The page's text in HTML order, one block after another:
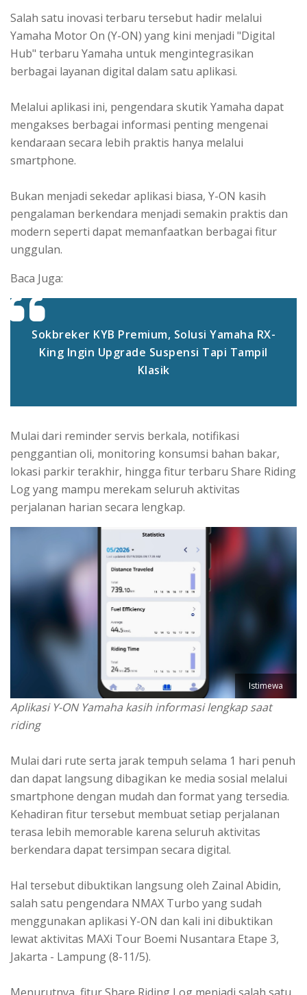
Salah satu inovasi terbaru tersebut hadir melalui
Yamaha Motor On (Y-ON) yang kini menjadi "Digital
Hub" terbaru Yamaha untuk mengintegrasikan
berbagai layanan digital dalam satu aplikasi.
Melalui aplikasi ini, pengendara skutik Yamaha dapat
mengakses berbagai informasi penting mengenai
kendaraan secara lebih praktis hanya melalui
smartphone.
Bukan menjadi sekedar aplikasi biasa, Y-ON kasih
pengalaman berkendara menjadi semakin praktis dan
modern seperti dapat memanfaatkan berbagai fitur
unggulan.
Baca Juga:
Sokbreker KYB Premium, Solusi Yamaha RX-
King Ingin Upgrade Suspensi Tapi Tampil
Klasik
Mulai dari reminder servis berkala, notifikasi
penggantian oli, monitoring konsumsi bahan bakar,
lokasi parkir terakhir, hingga fitur terbaru Share Riding
Log yang mampu merekam seluruh aktivitas
perjalanan harian secara lengkap.
Istimewa
Aplikasi Y-ON Yamaha kasih informasi lengkap saat
riding
Mulai dari rute serta jarak tempuh selama 1 hari penuh
dan dapat langsung dibagikan ke media sosial melalui
smartphone dengan mudah dan format yang tersedia.
Kehadiran fitur tersebut membuat setiap perjalanan
terasa lebih memorable karena seluruh aktivitas
berkendara dapat tersimpan secara digital.
Hal tersebut dibuktikan langsung oleh Zainal Abidin,
salah satu pengendara NMAX Turbo yang sudah
menggunakan aplikasi Y-ON dan kali ini dibuktikan
lewat aktivitas MAXi Tour Boemi Nusantara Etape 3,
Jakarta - Lampung (8-11/5).